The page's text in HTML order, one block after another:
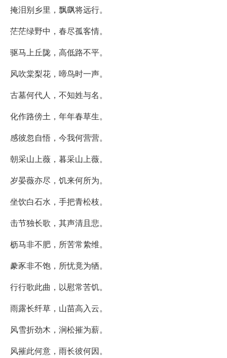
掩泪别乡里，飘飖将远行。
茫茫绿野中，春尽孤客情。
驱马上丘陇，高低路不平。
风吹棠梨花，啼鸟时一声。
古墓何代人，不知姓与名。
化作路傍土，年年春草生。
感彼忽自悟，今我何营营。
朝采山上薇，暮采山上薇。
岁晏薇亦尽，饥来何所为。
坐饮白石水，手把青松枝。
击节独长歌，其声清且悲。
枥马非不肥，所苦常絷维。
豢豕非不饱，所忧竟为牺。
行行歌此曲，以慰常苦饥。
雨露长纤草，山苗高入云。
风雪折劲木，涧松摧为薪。
风摧此何意，雨长彼何因。